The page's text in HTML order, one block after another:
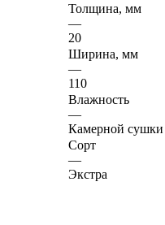
Толщина, мм
—
20
Ширина, мм
—
110
Влажность
—
Камерной сушки
Сорт
—
Экстра